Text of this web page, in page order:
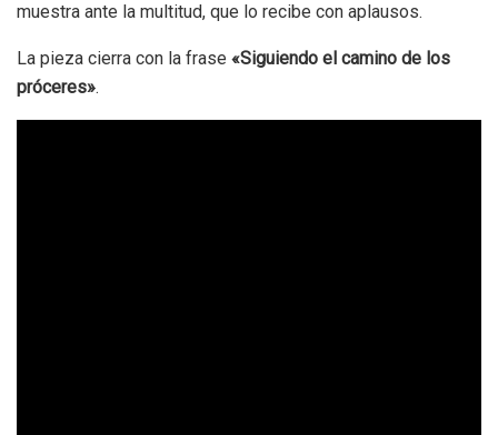
muestra ante la multitud, que lo recibe con aplausos.
La pieza cierra con la frase «Siguiendo el camino de los
próceres».